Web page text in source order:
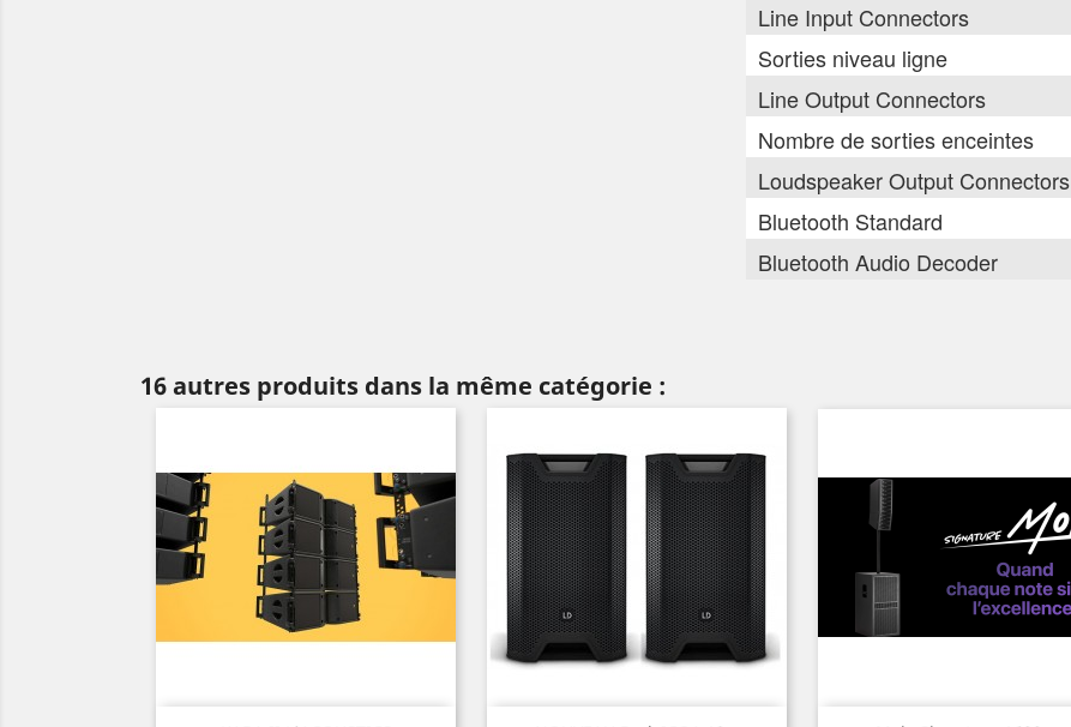
Line Input Connectors
Sorties niveau ligne
Line Output Connectors
Nombre de sorties enceintes
Loudspeaker Output Connectors
Bluetooth Standard
Bluetooth Audio Decoder
16 autres produits dans la même catégorie :